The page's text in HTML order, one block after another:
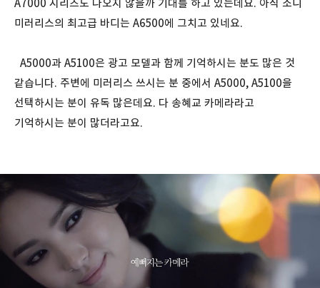
A7000 시리즈도 나오지 않을까 기대를 하고 있는데요. 아직 소니
미러리스의 최고급 바디는 A6500에 그치고 있네요.
A5000과 A5100은 광고 모델과 함께 기억하시는 분도 많은 것
같습니다. 주변에 미러리스 쓰시는 분 중에서 A5000, A5100을
선택하시는 분이 유독 많은데요. 다 송혜교 카메라라고
기억하시는 분이 많더라고요.